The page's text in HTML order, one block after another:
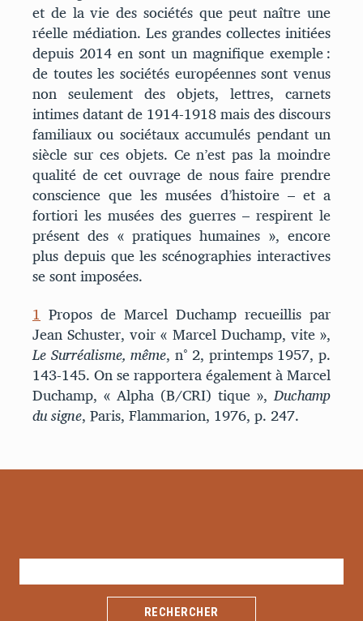
et de la vie des sociétés que peut naître une
réelle médiation. Les grandes collectes initiées
depuis 2014 en sont un magnifique exemple :
de toutes les sociétés européennes sont venus
non seulement des objets, lettres, carnets
intimes datant de 1914-1918 mais des discours
familiaux ou sociétaux accumulés pendant un
siècle sur ces objets. Ce n’est pas la moindre
qualité de cet ouvrage de nous faire prendre
conscience que les musées d’histoire – et a
fortiori les musées des guerres – respirent le
présent des « pratiques humaines », encore
plus depuis que les scénographies interactives
se sont imposées.
1 Propos de Marcel Duchamp recueillis par
Jean Schuster, voir « Marcel Duchamp, vite »,
Le Surréalisme, même, n° 2, printemps 1957, p.
143-145. On se rapportera également à Marcel
Duchamp, « Alpha (B/CRI) tique »,Duchamp
du signe, Paris, Flammarion, 1976, p. 247.